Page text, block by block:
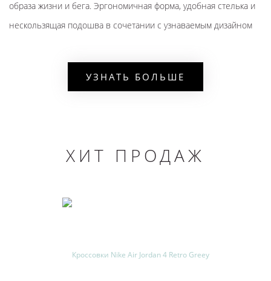
образа жизни и бега. Эргономичная форма, удобная стелька и
нескользящая подошва в сочетании с узнаваемым дизайном
Любая модель от Найк фри ран независимо от цвета идеально
Представленный на сайте нашего интернет-магазина в СПб
большой ассортимент оригинальной обуви от
предпочтений по привлекательной цене. Оперативная
качеством фирменной обуви каждый день.
УЗНАТЬ БОЛЬШЕ
ХИТ ПРОДАЖ